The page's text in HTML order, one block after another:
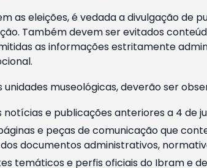
as eleições, é vedada a divulgação de
Também devem ser evitados
as informações estritamente
museológicas, deverão ser
e publicações anteriores a 4 de
e peças de comunicação que
documentos administrativos,
temáticos e perfis oficiais do Ibram e